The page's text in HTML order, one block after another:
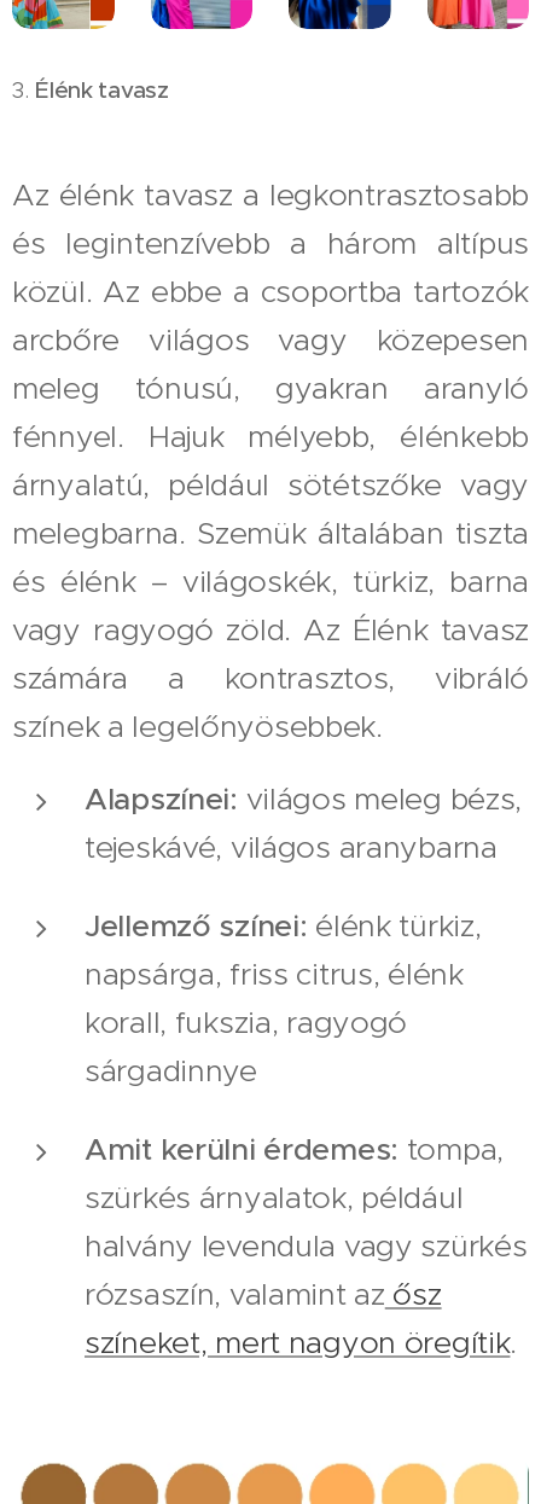
3. Élénk tavasz
Az élénk tavasz a legkontrasztosabb
és legintenzívebb a három altípus
közül. Az ebbe a csoportba tartozók
arcbőre világos vagy közepesen
meleg tónusú, gyakran aranyló
fénnyel. Hajuk mélyebb, élénkebb
árnyalatú, például sötétszőke vagy
melegbarna. Szemük általában tiszta
és élénk – világoskék, türkiz, barna
vagy ragyogó zöld. Az Élénk tavasz
számára a kontrasztos, vibráló
színek a legelőnyösebbek.
Alapszínei: világos meleg bézs,
tejeskávé, világos aranybarna
Jellemző színei: élénk türkiz,
napsárga, friss citrus, élénk
korall, fukszia, ragyogó
sárgadinnye
Amit kerülni érdemes: tompa,
szürkés árnyalatok, például
halvány levendula vagy szürkés
rózsaszín, valamint az ősz
színeket, mert nagyon öregítik.